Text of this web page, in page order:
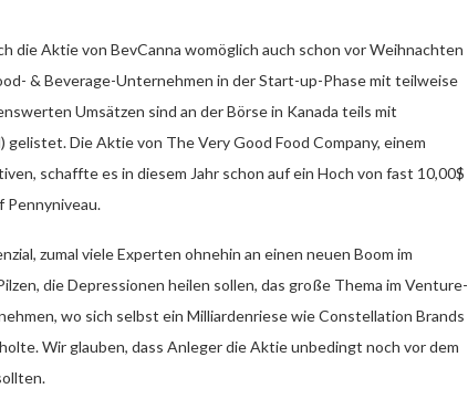
die Aktie von BevCanna womöglich auch schon vor Weihnachten
& Beverage-Unternehmen in der Start-up-Phase mit teilweise
Umsätzen sind an der Börse in Kanada teils mit
Die Aktie von The Very Good Food Company, einem
schaffte es in diesem Jahr schon auf ein Hoch von fast 10,00$
Pennyniveau.
zumal viele Experten ohnehin an einen neuen Boom im
die Depressionen heilen sollen, das große Thema im Venture-
wo sich selbst ein Milliardenriese wie Constellation Brands
Wir glauben, dass Anleger die Aktie unbedingt noch vor dem